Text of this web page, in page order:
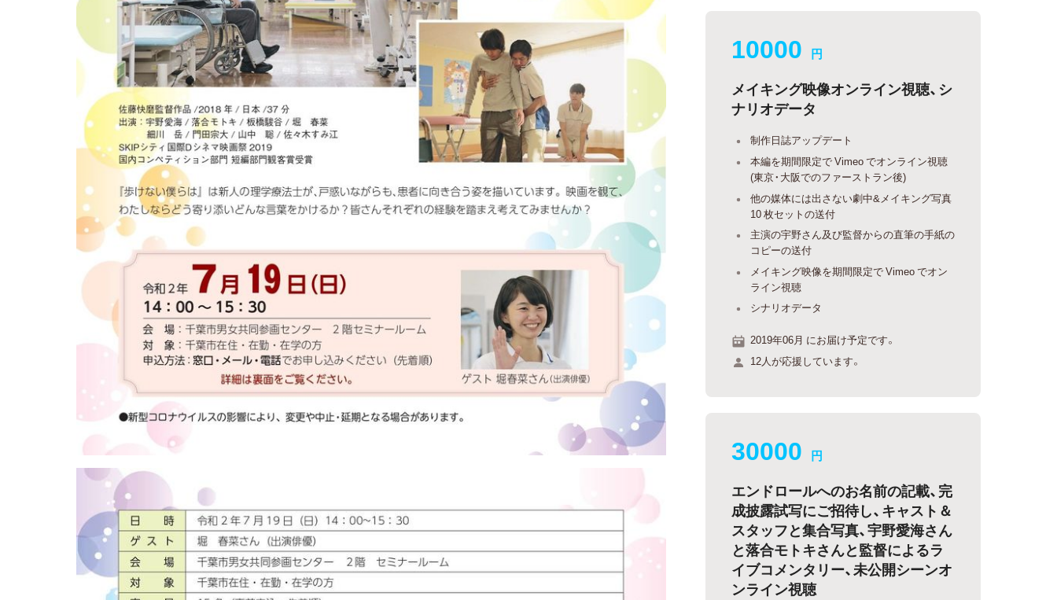
10000 円
メイキング映像オンライン視聴、シ
ナリオデータ
制作日誌アップデート
本編を期間限定で Vimeo でオンライン視聴
(東京・大阪でのファーストラン後)
他の媒体には出さない劇中&メイキング写真
10 枚セットの送付
主演の宇野さん及び監督からの直筆の手紙の
コピーの送付
メイキング映像を期間限定で Vimeo でオン
ライン視聴
シナリオデータ
2019年06月 にお届け予定です。
12人が応援しています。
30000 円
エンドロールへのお名前の記載、完
成披露試写にご招待し、キャスト＆
スタッフと集合写真、宇野愛海さん
と落合モトキさんと監督によるラ
イブコメンタリー、未公開シーンオ
ンライン視聴